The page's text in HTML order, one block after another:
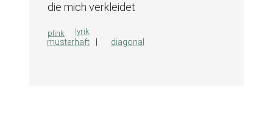
die mich verkleidet
plink kategorien
lyrik
musterhaft diagonal